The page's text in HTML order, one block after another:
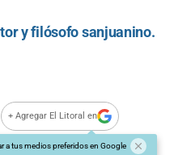
y filósofo sanjuanino.
+ Agregar El Litoral en
a tus medios preferidos en Google